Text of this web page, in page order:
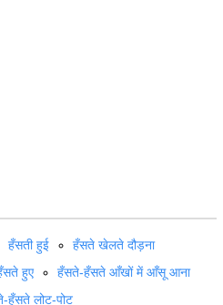
हँसती हुई
हँसते खेलते दौड़ना
हुए
हँसते-हँसते आँखों में आँसू आना
हँसते लोट-पोट